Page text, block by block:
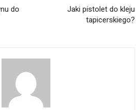
do
Jaki pistolet do kleju
tapicerskiego?